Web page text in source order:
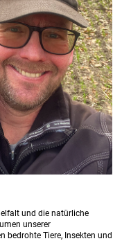
und die natürliche
unserer
bedrohte Tiere, Insekten und